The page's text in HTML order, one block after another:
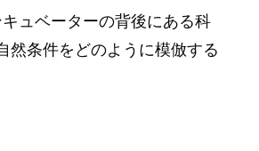
キュベーターの背後にある科
然条件をどのように模倣する